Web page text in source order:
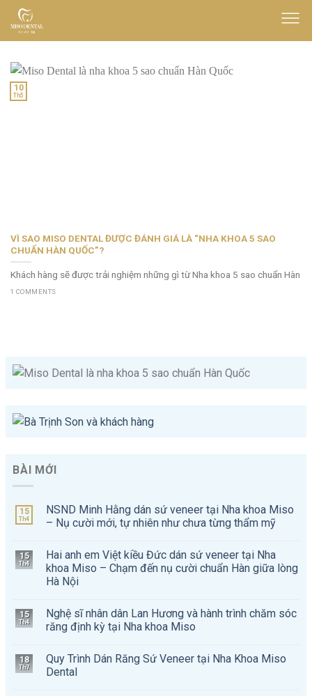
Skip
content
VÌ SAO MISO DENTAL ĐƯỢC ĐÁNH GIÁ LÀ “NHA KHOA 5 SAO
CHUẨN HÀN QUỐC”?
Khách hàng sẽ được trải nghiệm những gì từ Nha khoa 5 sao chuẩn Hàn
1 COMMENTS
10
Th5
BÀI MỚI
15
Th4
NSND Minh Hằng dán sứ veneer tại Nha khoa Miso
– Nụ cười mới, tự nhiên như chưa từng thẩm mỹ
15
Th4
Hai anh em Việt kiều Đức dán sứ veneer tại Nha
khoa Miso – Chạm đến nụ cười chuẩn Hàn giữa lòng
Hà Nội
15
Th4
Nghệ sĩ nhân dân Lan Hương và hành trình chăm sóc
răng định kỳ tại Nha khoa Miso
18
Th7
Quy Trình Dán Răng Sứ Veneer tại Nha Khoa Miso
Dental